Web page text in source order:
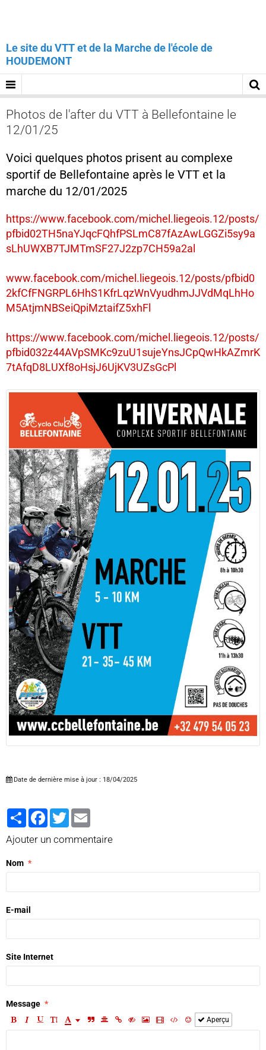
Le site du VTT et de la Marche de l'école de
HOUDEMONT
Photos de l'after du VTT à Bellefontaine le
12/01/25
Voici quelques photos prisent au complexe
sportif de Bellefontaine après le VTT et la
marche du 12/01/2025
https://www.facebook.com/michel.liegeois.12/posts/
pfbid02TH5naYJqcFQhfPSLmC87fAzAwLGGZi5sy9a
sLhUWXB7TJMTmSF27J2zp7CH59a2al
www.facebook.com/michel.liegeois.12/posts/pfbid0
2kfCfFNGRPL6HhS1KfrLqzWnVyudhmJJVdMqLhHo
M5AtjmNBSeiQpiMztaifZ5xhFl
https://www.facebook.com/michel.liegeois.12/posts/
pfbid032z44AVpSMKc9zuU1sujeYnsJCpQwHkAZmrK
7tAfqD8LUXf8oHsjJ6UjKV3UZsGcPl
Date de dernière mise à jour : 18/04/2025
PartagerFacebook
Twitter
Ajouter un commentaire
Nom
E-mail
Site Internet
Message
Aperçu